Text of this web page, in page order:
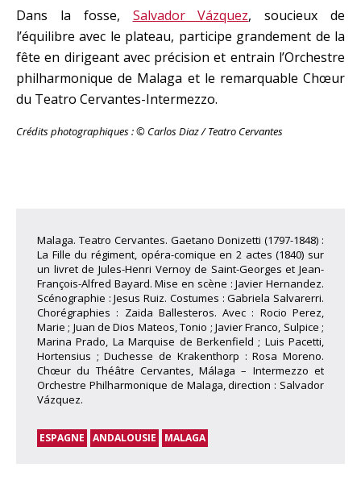
Dans la fosse, Salvador Vázquez, soucieux de
l’équilibre avec le plateau, participe grandement de la
fête en dirigeant avec précision et entrain l’Orchestre
philharmonique de Malaga et le remarquable Chœur
du Teatro Cervantes-Intermezzo.
Crédits photographiques : © Carlos Diaz / Teatro Cervantes
Malaga. Teatro Cervantes. Gaetano Donizetti (1797-1848) :
La Fille du régiment, opéra-comique en 2 actes (1840) sur
un livret de Jules-Henri Vernoy de Saint-Georges et Jean-
François-Alfred Bayard. Mise en scène : Javier Hernandez.
Scénographie : Jesus Ruiz. Costumes : Gabriela Salvarerri.
Chorégraphies : Zaida Ballesteros. Avec : Rocio Perez,
Marie ; Juan de Dios Mateos, Tonio ; Javier Franco, Sulpice ;
Marina Prado, La Marquise de Berkenfield ; Luis Pacetti,
Hortensius ; Duchesse de Krakenthorp : Rosa Moreno.
Chœur du Théâtre Cervantes, Málaga – Intermezzo et
Orchestre Philharmonique de Malaga, direction : Salvador
Vázquez.
ESPAGNE ANDALOUSIE MALAGA